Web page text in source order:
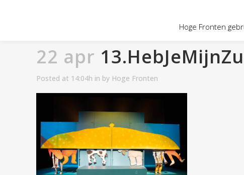
22 apr
Posted at 14:04h in by Hoge Fronten
Hoge Fronten